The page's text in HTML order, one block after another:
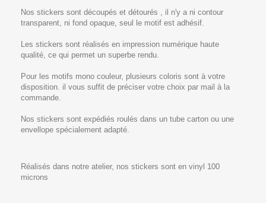
Nos stickers sont découpés et détourés , il n'y a ni contour
transparent, ni fond opaque, seul le motif est adhésif.
Les stickers sont réalisés en impression numérique haute
qualité, ce qui permet un superbe rendu.
Pour les motifs mono couleur, plusieurs coloris sont à votre
disposition. il vous suffit de préciser votre choix par mail à la
commande.
Nos stickers sont expédiés roulés dans un tube carton ou une
envellope spécialement adapté.
Réalisés dans notre atelier, nos stickers sont en vinyl 100
microns